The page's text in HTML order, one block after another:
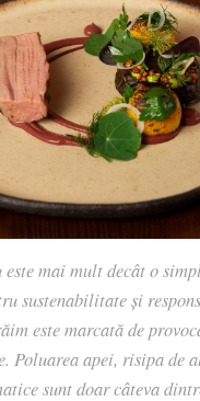
mai mult decât o
sustenabilitate și
este marcată de
Poluarea apei, risipa de
sunt doar câteva